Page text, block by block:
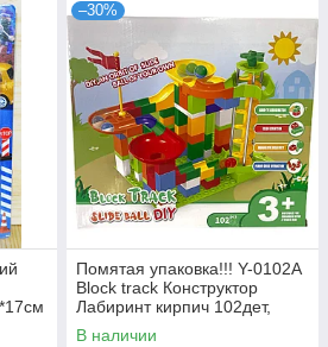
–30%
Помятая упаковка!!! Y-0102A
Block track Конструктор
Лабиринт кирпич 102дет,
27*24см
В наличии